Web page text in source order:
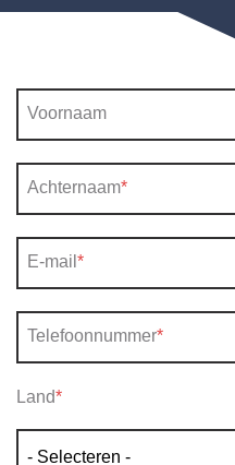
Voornaam
Achternaam*
E-mail*
Telefoonnummer*
Land*